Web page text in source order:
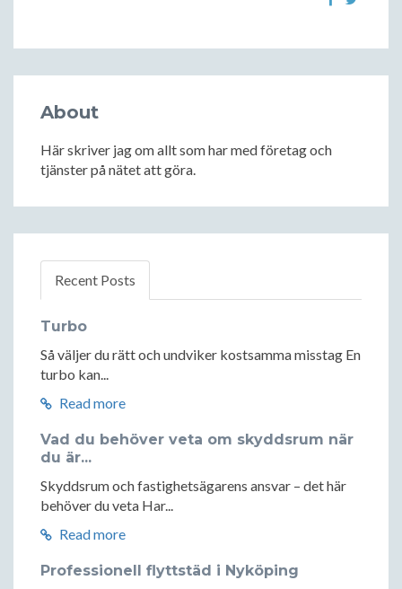
About
Här skriver jag om allt som har med företag och
tjänster på nätet att göra.
Recent Posts
Turbo
Så väljer du rätt och undviker kostsamma misstag En
turbo kan...
Read more
Vad du behöver veta om skyddsrum när
du är...
Skyddsrum och fastighetsägarens ansvar – det här
behöver du veta Har...
Read more
Professionell flyttstäd i Nyköping